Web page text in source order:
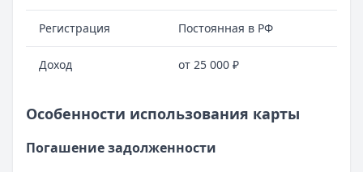
Регистрация Постоянная в РФ
Доход от 25 000 ₽
Особенности использования карты
Погашение задолженности